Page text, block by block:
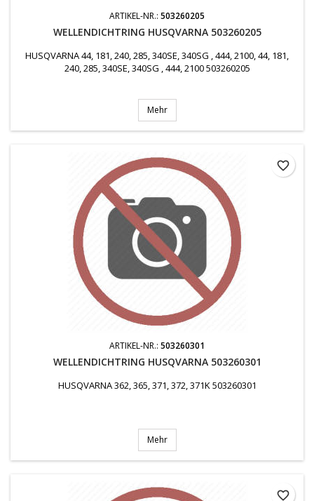
ARTIKEL-NR.: 503260205
WELLENDICHTRING HUSQVARNA 503260205
HUSQVARNA 44, 181, 240, 285, 340SE, 340SG , 444, 2100, 44, 181,
240, 285, 340SE, 340SG , 444, 2100 503260205
Mehr
ARTIKEL-NR.: 503260301
WELLENDICHTRING HUSQVARNA 503260301
HUSQVARNA 362, 365, 371, 372, 371K 503260301
Mehr
favorite_border
favorite_border